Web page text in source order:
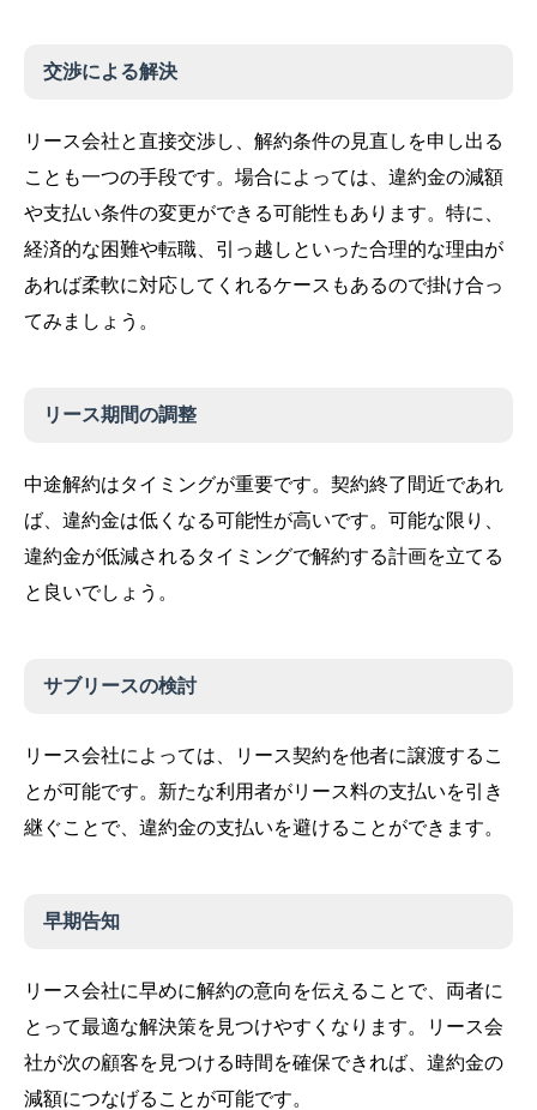
交渉による解決
リース会社と直接交渉し、解約条件の見直しを申し出る
ことも一つの手段です。場合によっては、違約金の減額
や支払い条件の変更ができる可能性もあります。特に、
経済的な困難や転職、引っ越しといった合理的な理由が
あれば柔軟に対応してくれるケースもあるので掛け合っ
てみましょう。
リース期間の調整
中途解約はタイミングが重要です。契約終了間近であれ
ば、違約金は低くなる可能性が高いです。可能な限り、
違約金が低減されるタイミングで解約する計画を立てる
と良いでしょう。
サブリースの検討
リース会社によっては、リース契約を他者に譲渡するこ
とが可能です。新たな利用者がリース料の支払いを引き
継ぐことで、違約金の支払いを避けることができます。
早期告知
リース会社に早めに解約の意向を伝えることで、両者に
とって最適な解決策を見つけやすくなります。リース会
社が次の顧客を見つける時間を確保できれば、違約金の
減額につなげることが可能です。